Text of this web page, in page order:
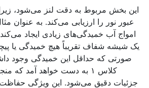
بخش مربوط به دقت لنز می‌شود، زیرا
عبور نور را ارزیابی می‌کند. به عنوان مثال،
آب خمیدگی‌های زیادی ایجاد می‌کند،
شیشه شفاف تقریباً هیچ خمیدگی یا پیچشی
صورتی که حداقل این خمیدگی وجود داشته
کلاس ۱ به دست خواهد آمد که منجر
دقیق می‌شود. این ویژگی حفاظت